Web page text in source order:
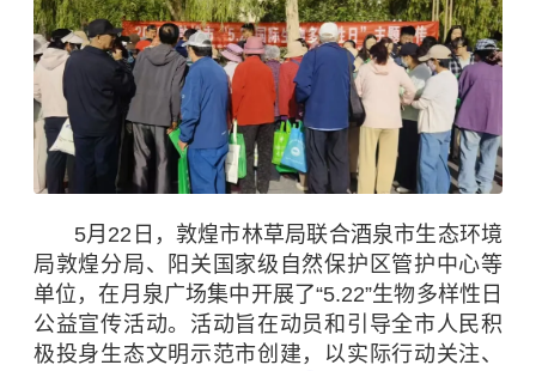
5月22日，敦煌市林草局联合酒泉市生态环境
局敦煌分局、阳关国家级自然保护区管护中心等
单位，在月泉广场集中开展了“5.22”生物多样性日
公益宣传活动。活动旨在动员和引导全市人民积
极投身生态文明示范市创建，以实际行动关注、